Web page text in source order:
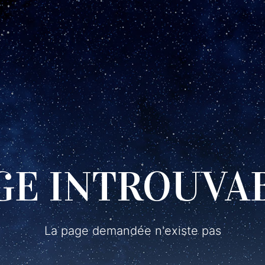
La page demandée n'existe pas